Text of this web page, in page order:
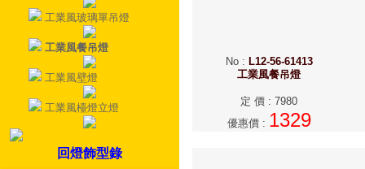
工業風玻璃單吊燈
工業風餐吊燈
工業風壁燈
工業風檯燈立燈
回燈飾型錄
No: L12-56-61413
工業風餐吊燈
定 價 : 7980
優惠價: 1329